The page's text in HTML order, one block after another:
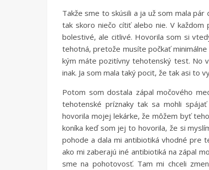
Takže sme to skúsili a ja už som mala
tak skoro niečo cítiť alebo nie. V
bolestivé, ale citlivé. Hovorila som si
tehotná, pretože musíte počkať
kým máte pozitívny tehotenský test. No
inak. Ja som mala taký pocit, že tak asi to
Potom som dostala zápal močového
tehotenské príznaky tak sa mohli
hovorila mojej lekárke, že môžem byť
koníka keď som jej to hovorila, že si
pohode a dala mi antibiotiká vhodné pre
ako mi zaberajú iné antibiotiká na zápal
sme na pohotovosť. Tam mi chceli